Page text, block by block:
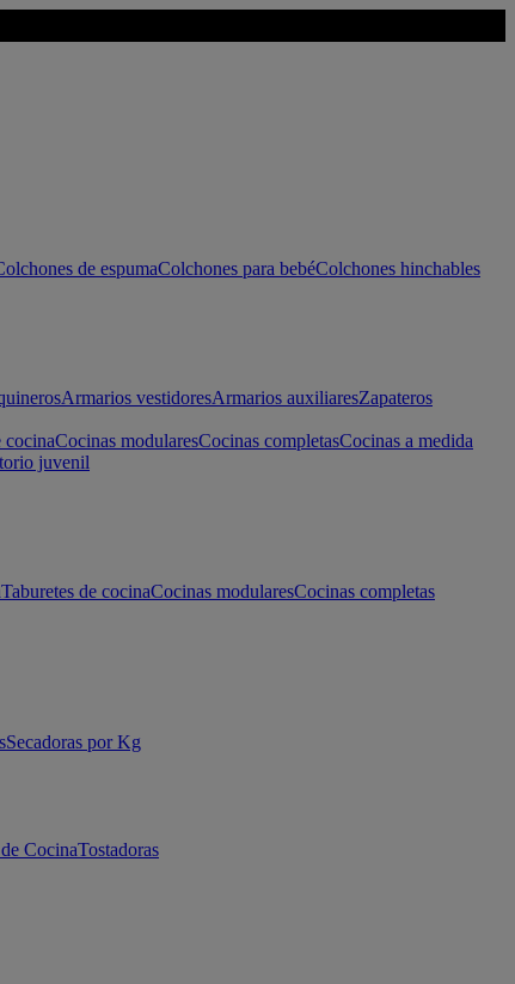
de espumaColchones para bebéColchones hinchables
Armarios vestidoresArmarios auxiliaresZapateros
cocinaCocinas modularesCocinas completasCocinas a medida
juvenil
Taburetes de cocinaCocinas modularesCocinas completas
Secadoras por Kg
CocinaTostadoras